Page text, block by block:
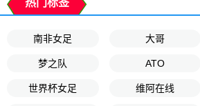
南非女足 大哥
梦之队 ATO
世界杯女足 维阿在线